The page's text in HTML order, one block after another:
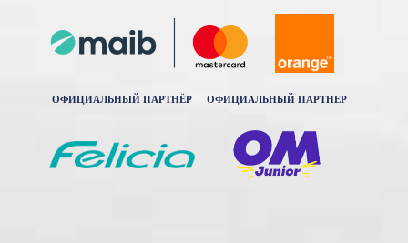
ОФИЦИАЛЬНЫЙ ПАРТНЁР ОФИЦИАЛЬНЫЙ ПАРТНЕР